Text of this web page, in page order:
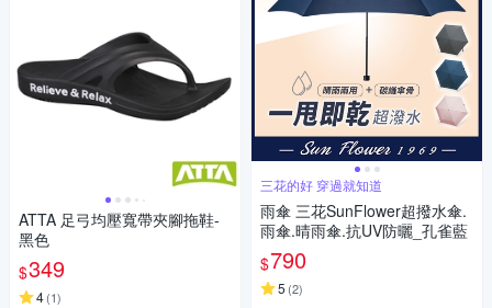
ATTA 足弓均壓寬帶夾腳拖鞋-
黑色
$349
4(1)
三花的好 穿過就知道
雨傘 三花SunFlower超撥水傘.
雨傘.晴雨傘.抗UV防曬_孔雀藍
$790
5 (2)